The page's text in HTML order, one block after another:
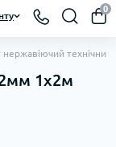
0
нержавіючий
1х2м